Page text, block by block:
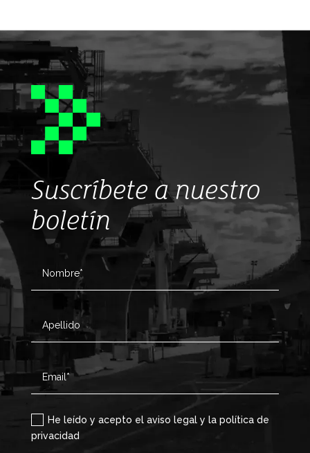
Suscríbete a nuestro
boletín
He leído y acepto el aviso legal y la política de
privacidad